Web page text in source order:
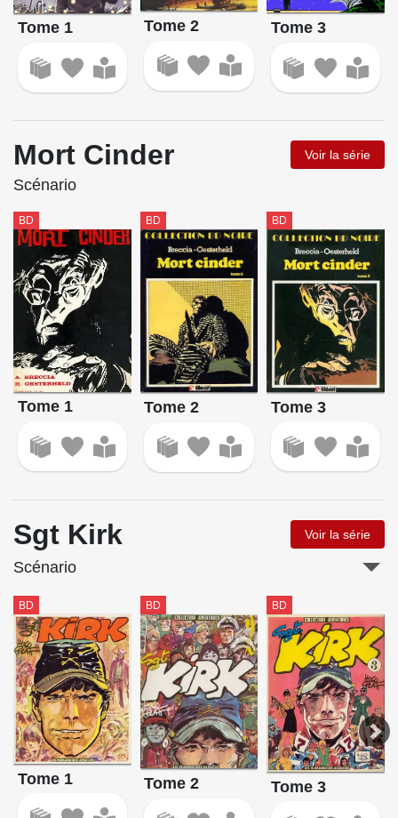
Tome 1 Tome 2 Tome 3
Mort Cinder Voir la série
Scénario
BD
Tome 1
BD
Tome 2
BD
Tome 3
Sgt Kirk Voir la série
Scénario
BD
Tome 1
BD
Tome 2
BD
Tome 3